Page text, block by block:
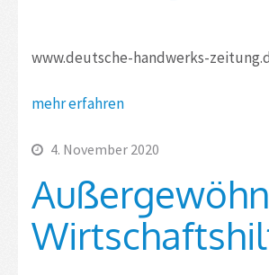
www.deutsche-handwerks-
mehr erfahren
4. November 2020